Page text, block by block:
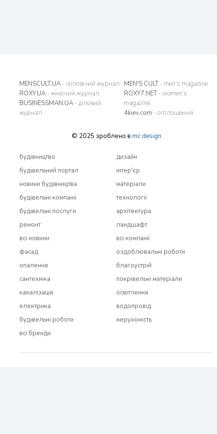
MENSCULT.UA - чоловічий журнал
ROXY.UA - жіночий журнал
BUSINESSMAN.UA - діловий
журнал
MEN'S CULT- men's magazine
ROXY7.NET- women's
magazine
4kiev.com - оголошення
© 2025 зроблено в mc design
будівництво
будівельний портал
новини будівництва
будівельні компанії
будівельні послуги
ремонт
всi новини
дизайн
інтер'єр
матеріали
технології
архітектура
ландшафт
всi компанії
фасад
опалення
сантехніка
каналізація
електрика
будівельні роботи
всi бренди
оздоблювальні роботи
благоустрій
покрівельні матеріали
освітлення
водопровід
нерухомість